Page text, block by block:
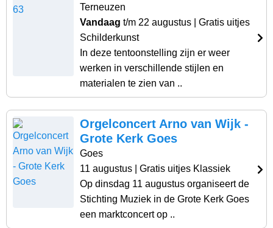
Terneuzen
Vandaag t/m 22 augustus | Gratis uitjes
Schilderkunst
In deze tentoonstelling zijn er weer
werken in verschillende stijlen en
materialen te zien van ..
Orgelconcert Arno van Wijk -
Grote Kerk Goes
Goes
11 augustus | Gratis uitjes Klassiek
Op dinsdag 11 augustus organiseert de
Stichting Muziek in de Grote Kerk Goes
een marktconcert op ..